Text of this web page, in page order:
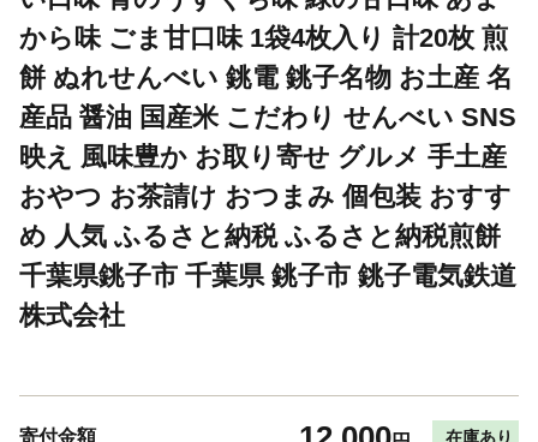
から味 ごま甘口味 1袋4枚入り 計20枚 煎
餅 ぬれせんべい 銚電 銚子名物 お土産 名
産品 醤油 国産米 こだわり せんべい SNS
映え 風味豊か お取り寄せ グルメ 手土産
おやつ お茶請け おつまみ 個包装 おすす
め 人気 ふるさと納税 ふるさと納税煎餅
千葉県銚子市 千葉県 銚子市 銚子電気鉄道
株式会社
寄付金額 在庫あり